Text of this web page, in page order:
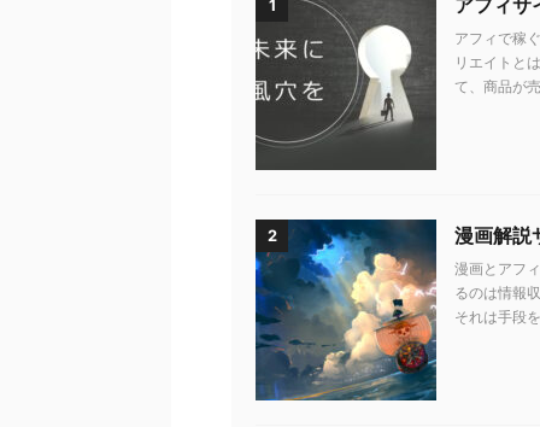
1 アフィサ
アフィで稼
リエイトと
て、商品が
2 漫画解説
漫画とアフ
るのは情報
それは手段